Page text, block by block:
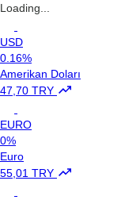
Loading...
USD
0.16%
Amerikan Doları
47,70 TRY
EURO
0%
Euro
55,01 TRY